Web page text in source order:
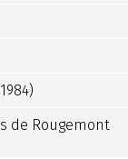
de Rougemont